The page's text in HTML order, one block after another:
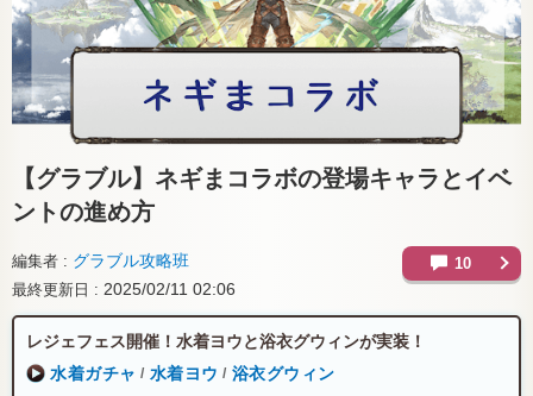
【グラブル】 ネギまコラボの登場キャラとイベ
ントの進め方
編集者 グラブル攻略班
最終更新日 2025/02/11 02:06
10
レジェフェス開催！水着ヨウと浴衣グウィンが実装！
水着ガチャ / 水着ヨウ / 浴衣グウィン